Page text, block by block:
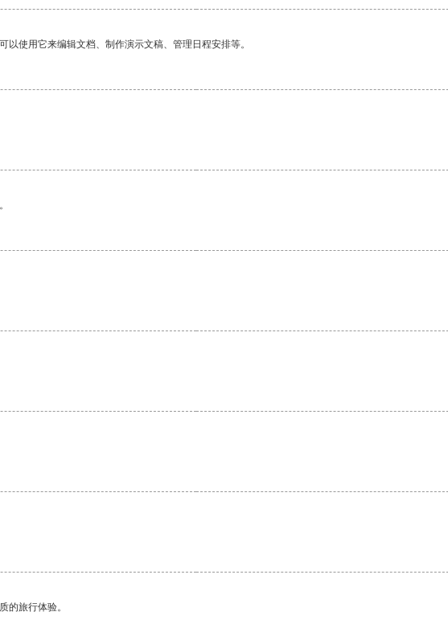
使用它来编辑文档、制作演示文稿、管理日程安排等。
的旅行体验。